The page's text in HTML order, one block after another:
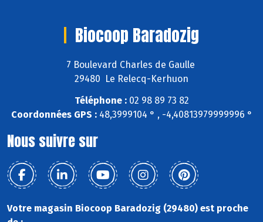
Biocoop Baradozig
7 Boulevard Charles de Gaulle
29480 Le Relecq-Kerhuon
Téléphone :02 98 89 73 82
Coordonnées GPS :48,3999104 ° , -4,40813979999996 °
Nous suivre sur
Votre magasin Biocoop Baradozig (29480) est proche